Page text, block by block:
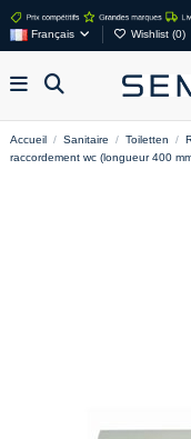
Français Wishlist (0)
Accueil Sanitaire Toiletten
raccordement wc (longueur 400